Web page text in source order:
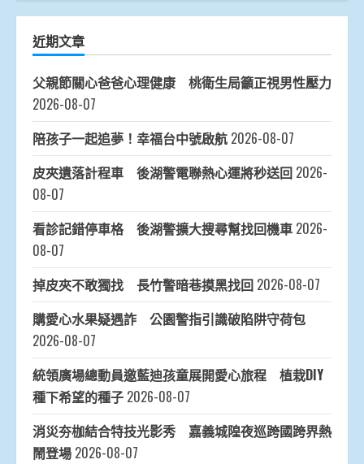
近期文章
父親節關心爸爸心理健康 桃衛生局籲正視男性壓力
2026-08-07
陪孩子一起追夢！幸福台中號啟航 2026-08-07
皮夾遺落計程車 後湖警電聯熱心運將秒送回 2026-
08-07
看診記錯停車格 後湖警擴大搜尋幫找回機車 2026-
08-07
掉皮夾不敢獨找 長竹警暗巷摸黑找回 2026-08-07
購愛心水果疑遇詐 公園警指引識破陷阱守荷包
2026-08-07
統領廣場總動員邀藍迪孩童展開愛心旅程 植栽DIY
種下希望的種子 2026-08-07
消災夯枷結合特技光影秀 嘉義城隍夜巡跨國跨界熱
鬧登場 2026-08-07